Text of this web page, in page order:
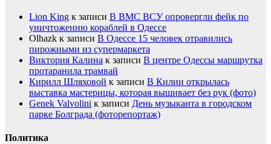
Lion King к записи В ВМС ВСУ опровергли фейк по
уничтожению кораблей в Одессе
Olhazk к записи В Одессе 15 человек отравились
пирожными из супермаркета
Виктория Калина к записи В центре Одессы маршрутка
протаранила трамвай
Кирилл Шляховой к записи В Килии открылась
выставка мастерицы, которая вышивает без рук (фото)
Genek Valvolini к записи День музыканта в городском
парке Болграда (фоторепортаж)
Политика